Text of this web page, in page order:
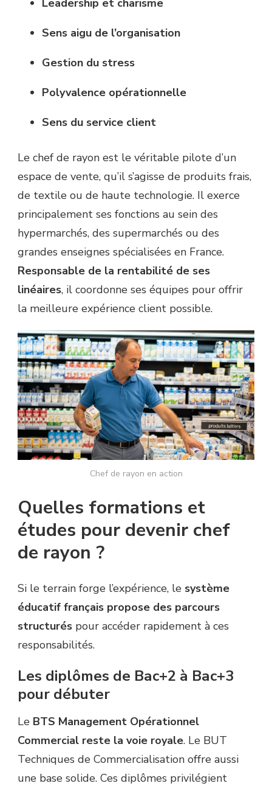
Leadership et charisme
Sens aigu de l’organisation
Gestion du stress
Polyvalence opérationnelle
Sens du service client
Le chef de rayon est le véritable pilote d’un
espace de vente, qu’il s’agisse de produits frais,
de textile ou de haute technologie. Il exerce
principalement ses fonctions au sein des
hypermarchés, des supermarchés ou des
grandes enseignes spécialisées en France.
Responsable de la rentabilité de ses
linéaires, il coordonne ses équipes pour offrir
la meilleure expérience client possible.
Chef de rayon en action
Quelles formations et
études pour devenir chef
de rayon ?
Si le terrain forge l’expérience, le système
éducatif français propose des parcours
structurés pour accéder rapidement à ces
responsabilités.
Les diplômes de Bac+2 à Bac+3
pour débuter
Le BTS Management Opérationnel
Commercial reste la voie royale. Le BUT
Techniques de Commercialisation offre aussi
une base solide. Ces diplômes privilégient